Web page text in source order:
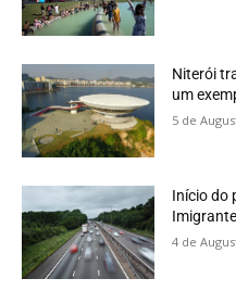
Niterói
um
5 de
Início do
4 de